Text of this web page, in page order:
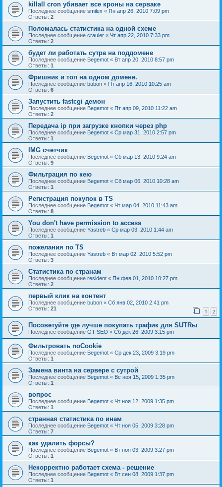
killall cron убивает все кроны на серваке
Последнее сообщение smilex « Пн апр 26, 2010 7:09 pm
Ответы: 2
Поломалась статистика на одной схеме
Последнее сообщение crauler « Чт апр 22, 2010 7:33 pm
Ответы: 2
будет ли работать сутра на поддомене
Последнее сообщение Begemot « Вт апр 20, 2010 8:57 pm
Ответы: 1
Фришник и топ на одном домене.
Последнее сообщение bubon « Пт апр 16, 2010 10:25 am
Ответы: 6
Запустить fastcgi демон
Последнее сообщение Begemot « Пт апр 09, 2010 11:22 am
Ответы: 2
Передача ip при загрузке кнопки через php
Последнее сообщение Begemot « Ср мар 31, 2010 2:57 pm
Ответы: 1
IMG счетчик
Последнее сообщение Begemot « Сб мар 13, 2010 9:24 am
Ответы: 9
Фильтрация по кею
Последнее сообщение Begemot « Сб мар 06, 2010 10:28 am
Ответы: 1
Регистрация покупок в ТS
Последнее сообщение Begemot « Чт мар 04, 2010 11:43 am
Ответы: 8
You don't have permission to access
Последнее сообщение Yastreb « Ср мар 03, 2010 1:44 am
Ответы: 1
пожелания по TS
Последнее сообщение Yastreb « Вт мар 02, 2010 5:52 pm
Ответы: 3
Статистика по странам
Последнее сообщение resident « Пн фев 01, 2010 10:27 pm
Ответы: 2
первый клик на контент
Последнее сообщение bubon « Сб янв 02, 2010 2:41 pm
Ответы: 21 1 2
Посоветуйте где лучше покупать трафик для SUTRы
Последнее сообщение GT-SEO « Сб дек 26, 2009 3:15 pm
Фильтровать noCookie
Последнее сообщение Begemot « Ср дек 23, 2009 3:19 pm
Ответы: 1
Замена винта на сервере с сутрой
Последнее сообщение Begemot « Вс ноя 15, 2009 1:35 pm
Ответы: 1
вопрос
Последнее сообщение Begemot « Чт ноя 12, 2009 1:35 pm
Ответы: 1
странная статистика по инам
Последнее сообщение Begemot « Чт ноя 05, 2009 3:28 pm
Ответы: 7
как удалить форсы?
Последнее сообщение Begemot « Вт ноя 03, 2009 3:27 pm
Ответы: 1
Некорректно работает схема - решение
Последнее сообщение Begemot « Вт сен 08, 2009 1:37 pm
Ответы: 1